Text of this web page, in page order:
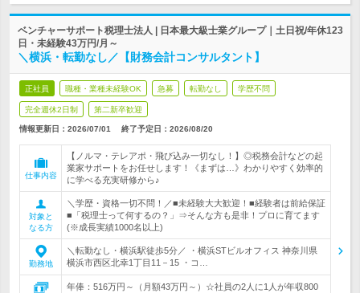
ベンチャーサポート税理士法人 | 日本最大級士業グループ｜土日祝/年休123
日・未経験43万円/月～
＼横浜・転勤なし／【財務会計コンサルタント】
正社員 職種・業種未経験OK 急募 転勤なし 学歴不問
完全週休2日制 第二新卒歓迎
情報更新日：2026/07/01 終了予定日： 2026/08/20
仕事内容
【ノルマ・テレアポ・飛び込み一切なし！】◎税務会計などの起
業家サポートをお任せします！《まずは…》わかりやすく効率的
に学べる充実研修から♪
対象と
なる方
＼学歴・資格一切不問！／■未経験大大歓迎！■経験者は前給保証
■「税理士って何するの？」⇒そんな方も是非！プロに育てます
(※成長実績1000名以上)
勤務地
＼転勤なし・横浜駅徒歩5分／ ・横浜STビルオフィス 神奈川県
横浜市西区北幸1丁目11－15 ・コ…
年俸：516万円～（月額43万円～）☆社員の2人に1人が年収800